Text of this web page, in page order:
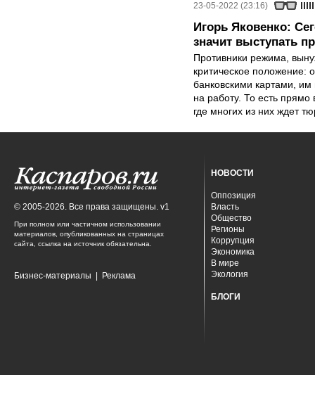
23-05-2022 (23:16)
Игорь Яковенко:
значит выступать
Противники режима,
критическое положение:
банковскими картами, им
на работу. То есть
где многих из них ждет
© 2005-2026. Все права защищены. v1
При полном или частичном использовании
материалов, опубликованных на страницах
сайта, ссылка на источник обязательна.
Бизнес-материалы Реклама
НОВОСТИ
Оппозиция
Власть
Общество
Регионы
Коррупция
Экономика
В мире
Экология
БЛОГИ